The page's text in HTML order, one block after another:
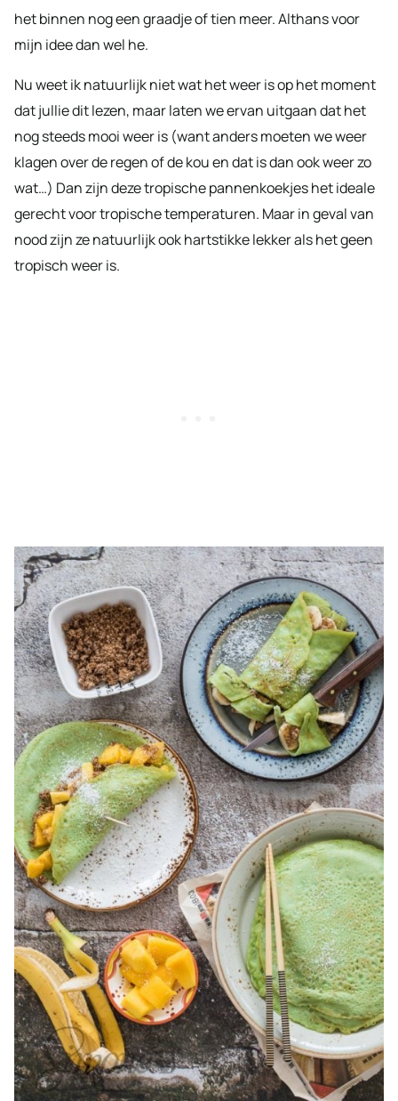
het binnen nog een graadje of tien meer. Althans voor
mijn idee dan wel he.
Nu weet ik natuurlijk niet wat het weer is op het moment
dat jullie dit lezen, maar laten we ervan uitgaan dat het
nog steeds mooi weer is (want anders moeten we weer
klagen over de regen of de kou en dat is dan ook weer zo
wat…) Dan zijn deze tropische pannenkoekjes het ideale
gerecht voor tropische temperaturen. Maar in geval van
nood zijn ze natuurlijk ook hartstikke lekker als het geen
tropisch weer is.